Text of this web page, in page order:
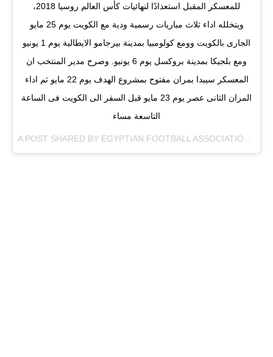
للمعسكر المقبل استعدادًا لنهائيات كأس العالم روسيا 2018،
ويتخلله اداء ثلاث مباريات رسمية ودية مع الكويت يوم 25 مايو
الجارى بالكويت وومع كولومبيا بمدينة بيرجامو الايطالية يوم 1 يونيو
ومع بلجيكا بمدينة بروكسل يوم 6 يونيو. وصرح مدير المنتخب ان
المعسكر سيبدا بمران مفتوح بمشروع الهدف يوم 22 مايو ثم اداء
المران الثانى عصر يوم 23 مايو قبل السفر الى الكويت فى الساعة
التاسعة مساء
A POST SHARED BY EGYPTIAN FOOTBALL ASSOCIATION